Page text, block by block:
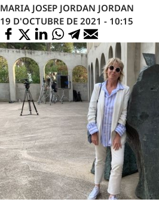
MARIA JOSEP JORDAN JORDAN
19 D'OCTUBRE DE 2021 - 10:15